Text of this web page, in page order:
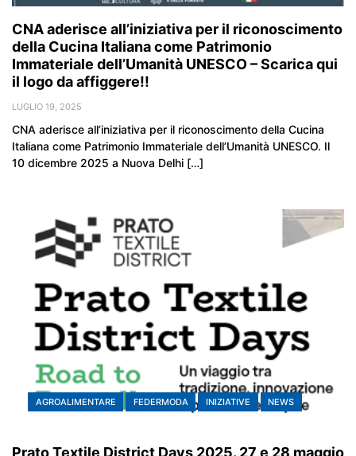
CNA aderisce all’iniziativa per il riconoscimento
della Cucina Italiana come Patrimonio
Immateriale dell’Umanità UNESCO – Scarica qui
il logo da affiggere!!
LUGLIO 19, 2025
CNA aderisce all’iniziativa per il riconoscimento della Cucina
Italiana come Patrimonio Immateriale dell’Umanità UNESCO. Il
10 dicembre 2025 a Nuova Delhi […]
AGROALIMENTARE FEDERMODA INIZIATIVE NEWS
Prato Textile District Days 2025. 27 e 28 maggio